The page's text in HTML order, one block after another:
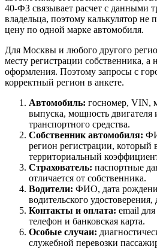
40-ФЗ связывает расчет с данными
владельца, поэтому калькулятор не
цену по одной марке автомобиля.
Для Москвы и любого другого
месту регистрации собственника, а
оформления. Поэтому запросы с
корректный регион в анкете.
Автомобиль: госномер, VIN,
выпуска, мощность двигателя
транспортного средства.
Собственник автомобиля:
регион регистрации, который
территориальный
Страхователь: паспортные
отличается от собственника.
Водители: ФИО, дата
водительского удостоверения,
Контакты и оплата: email
телефон и банковская карта.
Особые случаи:
служебной перевозки